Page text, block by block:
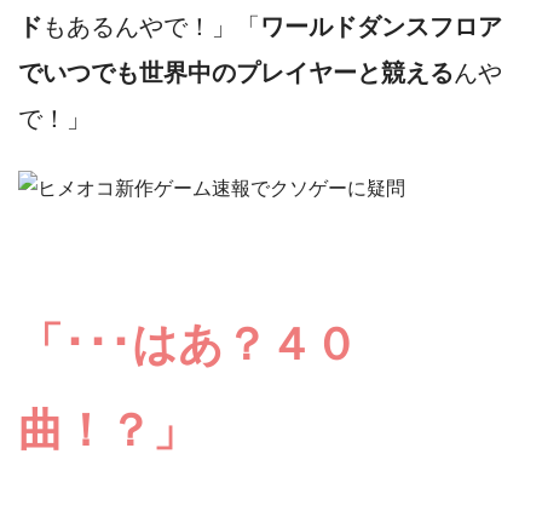
ドもあるんやで！」「ワールドダンスフロア
でいつでも世界中のプレイヤーと競えるんや
で！」
「･･･はあ？４０
曲！？」